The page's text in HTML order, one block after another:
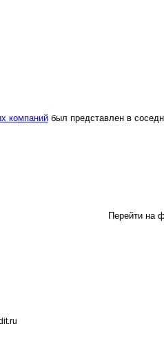
компанийбыл представлен в
Перейти на